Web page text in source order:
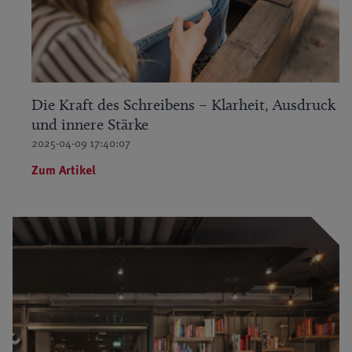
Die Kraft des Schreibens – Klarheit, Ausdruck
und innere Stärke
2025-04-09 17:40:07
Zum Artikel